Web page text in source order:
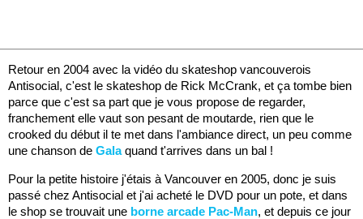
Retour en 2004 avec la vidéo du skateshop vancouverois
Antisocial, c'est le skateshop de Rick McCrank, et ça tombe bien
parce que c'est sa part que je vous propose de regarder,
franchement elle vaut son pesant de moutarde, rien que le
crooked du début il te met dans l'ambiance direct, un peu comme
une chanson de Galaquand t'arrives dans un bal !
Pour la petite histoire j'étais à Vancouver en 2005, donc je suis
passé chez Antisocial et j'ai acheté le DVD pour un pote, et dans
le shop se trouvait une borne arcade Pac-Man, et depuis ce jour